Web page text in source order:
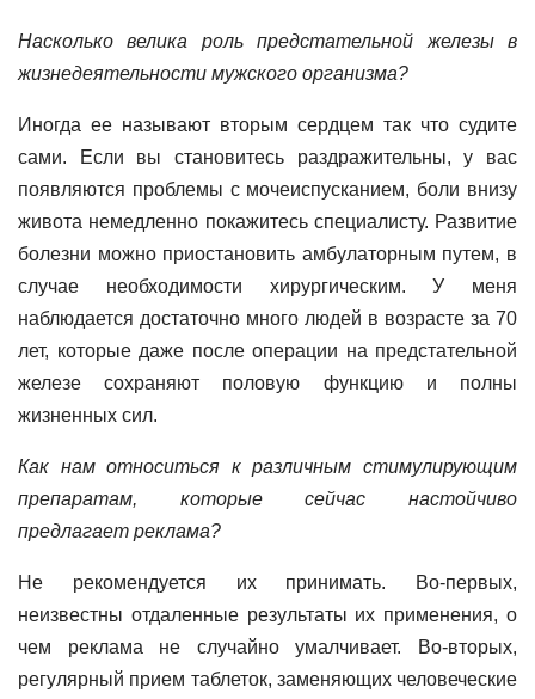
Насколько велика роль предстательной железы в
жизнедеятельности мужского организма?
Иногда ее называют вторым сердцем так что судите
сами. Если вы становитесь раздражительны, у вас
появляются проблемы с мочеиспусканием, боли внизу
живота немедленно покажитесь специалисту. Развитие
болезни можно приостановить амбулаторным путем, в
случае необходимости хирургическим. У меня
наблюдается достаточно много людей в возрасте за 70
лет, которые даже после операции на предстательной
железе сохраняют половую функцию и полны
жизненных сил.
Как нам относиться к различным стимулирующим
препаратам, которые сейчас настойчиво
предлагает реклама?
Не рекомендуется их принимать. Во-первых,
неизвестны отдаленные результаты их применения, о
чем реклама не случайно умалчивает. Во-вторых,
регулярный прием таблеток, заменяющих человеческие